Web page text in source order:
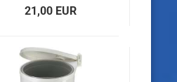
21,00 EUR